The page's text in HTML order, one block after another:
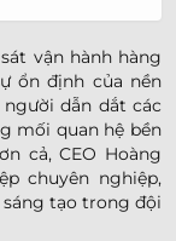
vận hành hàng
ổn định của nền
dẫn dắt các
mối quan hệ bền
cả, CEO Hoàng
chuyên nghiệp,
tạo trong đội